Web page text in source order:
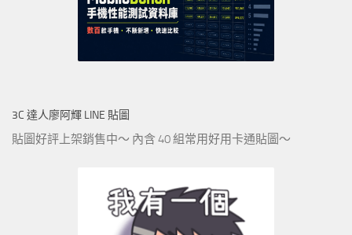
3C 達人廖阿輝 LINE 貼圖
貼圖好評上架銷售中～ 內含 40 組常用好用卡通貼圖～